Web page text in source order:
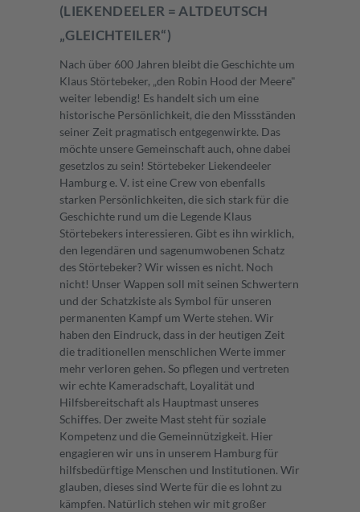
(LIEKENDEELER = ALTDEUTSCH
„GLEICHTEILER“)
Nach über 600 Jahren bleibt die Geschichte um
Klaus Störtebeker, „den Robin Hood der Meere"
weiter lebendig! Es handelt sich um eine
historische Persönlichkeit, die den Missständen
seiner Zeit pragmatisch entgegenwirkte. Das
möchte unsere Gemeinschaft auch, ohne dabei
gesetzlos zu sein! Störtebeker Liekendeeler
Hamburg e. V. ist eine Crew von ebenfalls
starken Persönlichkeiten, die sich stark für die
Geschichte rund um die Legende Klaus
Störtebekers interessieren. Gibt es ihn wirklich,
den legendären und sagenumwobenen Schatz
des Störtebeker? Wir wissen es nicht. Noch
nicht! Unser Wappen soll mit seinen Schwertern
und der Schatzkiste als Symbol für unseren
permanenten Kampf um Werte stehen. Wir
haben den Eindruck, dass in der heutigen Zeit
die traditionellen menschlichen Werte immer
mehr verloren gehen. So pflegen und vertreten
wir echte Kameradschaft, Loyalität und
Hilfsbereitschaft als Hauptmast unseres
Schiffes. Der zweite Mast steht für soziale
Kompetenz und die Gemeinnützigkeit. Hier
engagieren wir uns in unserem Hamburg für
hilfsbedürftige Menschen und Institutionen. Wir
glauben, dieses sind Werte für die es lohnt zu
kämpfen. Natürlich stehen wir mit großer